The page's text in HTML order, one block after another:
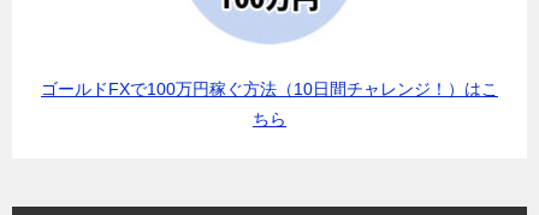
ゴールドFXで100万円稼ぐ方法（10日間チャレンジ！）はこ
ちら